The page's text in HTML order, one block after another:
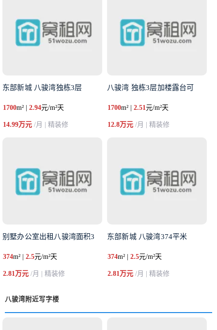
东部新城 八骏湾独栋3层
1700m² | 2.94元/m²天
14.99万元 /月 | 精装修
八骏湾 独栋3层加楼露台可
1700m² |2.51元/m²天
12.8万元/月 | 精装修
别墅办公室出租八骏湾面积3
374m² | 2.5元/m²天
2.81万元 /月 | 精装修
东部新城 八骏湾374平米
374m² |2.5元/m²天
2.81万元/月 | 精装修
八骏湾附近写字楼